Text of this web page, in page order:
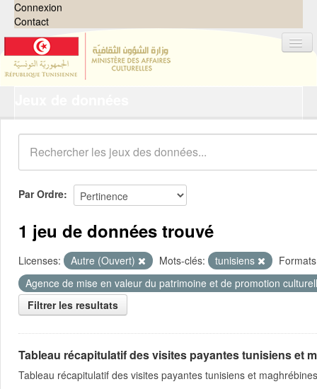
Connexion
Contact
Organisations
Groupes
Demandes 0
À propos
Par Ordre
1 jeu de données trouvé
Licenses: Autre (Ouvert) Mots-clés: tunisiens
Agence de mise en valeur du patrimoine et de promotion
Filtrer les resultats
Tableau récapitulatif des visites payantes tunisiens et
Tableau récapitulatif des visites payantes tunisiens et